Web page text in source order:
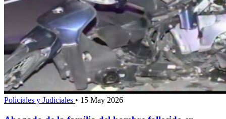
Policiales y Judiciales • 15 May 2026